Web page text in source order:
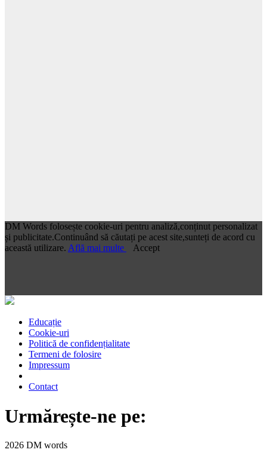
DM Words folosește cookie-uri pentru analiză,conținut personalizat
și publicitate.Continuând să căutați pe acest site,sunteți de acord cu
această utilizare. Află mai multe Accept
Educație
Cookie-uri
Politică de confidențialitate
Termeni de folosire
Impressum
Contact
Urmărește-ne pe:
2026 DM words